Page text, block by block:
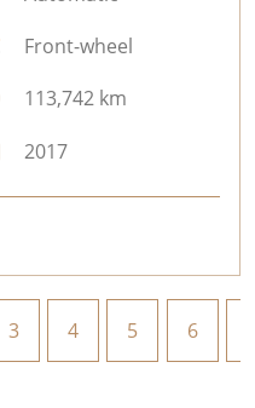
Front-wheel
113,742 km
2017
3 4 5 6